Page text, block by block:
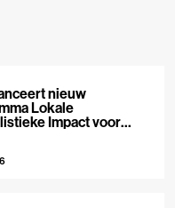
nieuw
Lokale
Impact voor